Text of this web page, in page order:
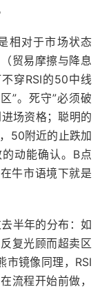
相对于市场状态
贸易摩擦与降息
穿RSI的50中线
”。死守”必须破
场资格；聪明的
50附近的止跌加
动能确认。B点
牛市语境下就是
半年的分布：如
复光顾而超卖区
市镜像同理，RSI
流程开始前做，